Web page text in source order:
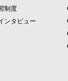
制度
ンタビュー